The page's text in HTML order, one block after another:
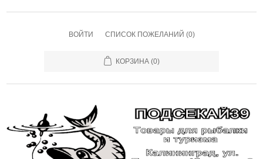
ВОЙТИ СПИСОК ПОЖЕЛАНИЙ (0)
КОРЗИНА (0)